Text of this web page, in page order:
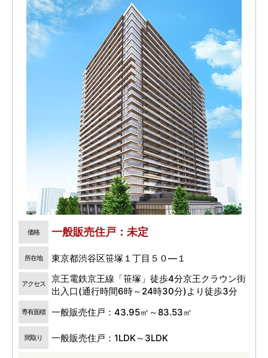
価格 一般販売住戸：未定
所在地 東京都渋谷区笹塚１丁目５０―１
アクセス
京王電鉄京王線「笹塚」徒歩4分京王クラウン街
出入口(通行時間6時～24時30分)より徒歩3分
専有面積 一般販売住戸：43.95㎡～83.53㎡
間取り 一般販売住戸：1LDK～3LDK